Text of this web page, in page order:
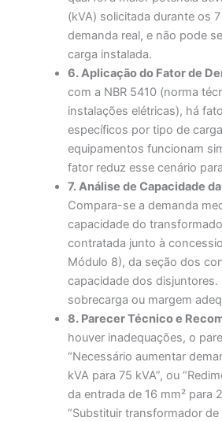
(kVA) solicitada durante os
demanda real, e não pode
carga instalada.
6. Aplicação do Fator de
com a NBR 5410 (norma
instalações elétricas), há
específicos por tipo de
equipamentos funcionam
fator reduz esse cenário
7. Análise de Capacidade
Compara-se a demanda
capacidade do
contratada junto à
Módulo 8), da seção dos
capacidade dos
sobrecarga ou margem
8. Parecer Técnico e
houver inadequações, o
“Necessário aumentar
kVA para 75 kVA”, ou
da entrada de 16 mm² para
“Substituir transformador de